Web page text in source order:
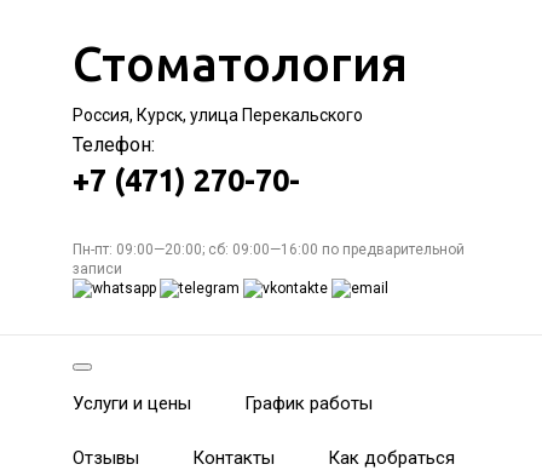
Стоматология
Россия, Курск, улица Перекальского
Телефон:
+7 (471) 270-70-
Пн-пт: 09:00—20:00; сб: 09:00—16:00 по предварительной
записи
Услуги и цены График работы
Отзывы Контакты Как добраться